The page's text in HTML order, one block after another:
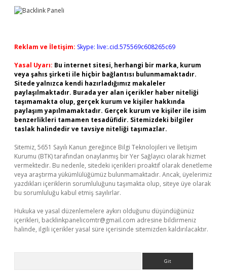
Reklam ve İletişim: Skype: live:.cid.575569c608265c69
Yasal Uyarı: Bu internet sitesi, herhangi bir marka, kurum
veya şahıs şirketi ile hiçbir bağlantısı bulunmamaktadır.
Sitede yalnızca kendi hazırladığımız makaleler
paylaşılmaktadır. Burada yer alan içerikler haber niteliği
taşımamakta olup, gerçek kurum ve kişiler hakkında
paylaşım yapılmamaktadır. Gerçek kurum ve kişiler ile isim
benzerlikleri tamamen tesadüfidir. Sitemizdeki bilgiler
taslak halindedir ve tavsiye niteliği taşımazlar.
Sitemiz, 5651 Sayılı Kanun gereğince Bilgi Teknolojileri ve İletişim
Kurumu (BTK) tarafından onaylanmış bir Yer Sağlayıcı olarak hizmet
vermektedir. Bu nedenle, sitedeki içerikleri proaktif olarak denetleme
veya araştırma yükümlülüğümüz bulunmamaktadır. Ancak, üyelerimiz
yazdıkları içeriklerin sorumluluğunu taşımakta olup, siteye üye olarak
bu sorumluluğu kabul etmiş sayılırlar.
Hukuka ve yasal düzenlemelere aykırı olduğunu düşündüğünüz
içerikleri, backlinkpanelicomtr@gmail.com adresine bildirmeniz
halinde, ilgili içerikler yasal süre içerisinde sitemizden kaldırılacaktır.